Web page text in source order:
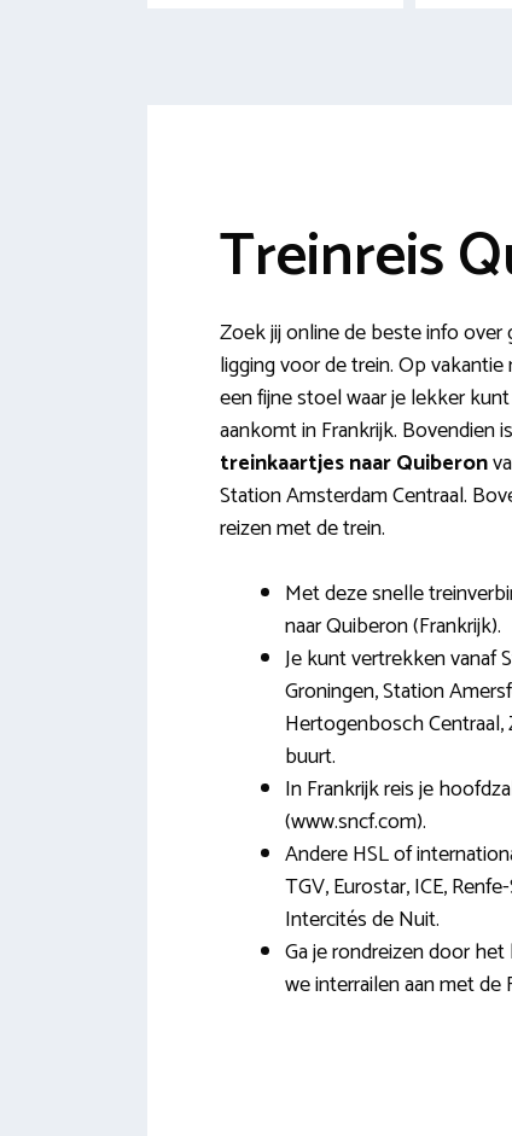
Treinreis
Zoek jij online de beste info over
ligging voor de trein. Op
een fijne stoel waar je lekker
aankomt in Frankrijk. Bovendien
treinkaartjes naar Quiberon
Station Amsterdam Centraal.
reizen met de trein.
Met deze snelle
naar Quiberon (Frankrijk).
Je kunt vertrekken vanaf
Groningen, Station
Hertogenbosch
buurt.
In Frankrijk reis je
(www.sncf.com).
Andere HSL of
TGV, Eurostar, ICE,
Intercités de Nuit.
Ga je rondreizen door
we interrailen aan met de